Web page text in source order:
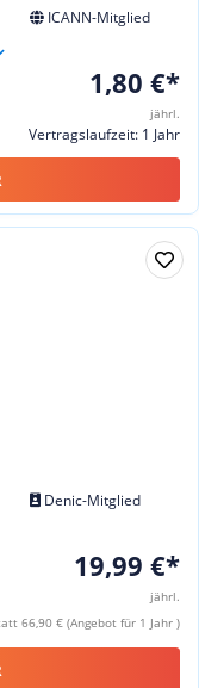
ICANN-Mitglied
1,80 €*
jährl.
Vertragslaufzeit: 1 Jahr
Denic-Mitglied
19,99 €*
jährl.
66,90 € (Angebot für 1 Jahr )